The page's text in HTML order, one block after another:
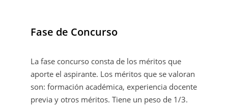
Fase de Concurso
La fase concurso consta de los méritos que
aporte el aspirante. Los méritos que se valoran
son: formación académica, experiencia docente
previa y otros méritos. Tiene un peso de 1/3.